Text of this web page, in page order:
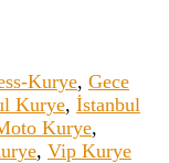
Kurye, Gece
Kurye, İstanbul
Kurye,
, Vip Kurye